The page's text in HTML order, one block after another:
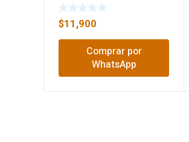
$11,900
Comprar por
WhatsApp